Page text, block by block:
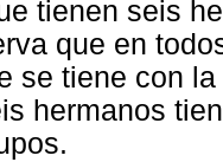
tienen seis
que en
se tiene con
hermanos